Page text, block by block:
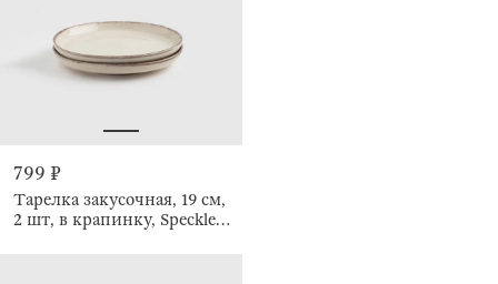
799 ₽
Тарелка закусочная, 19 см,
2 шт, в крапинку, Speckled